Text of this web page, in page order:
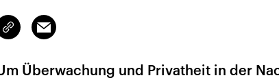
Link
kopieren/teilen
Email
Überwachung und Privatheit in der